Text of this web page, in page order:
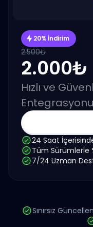
20% İndirim
2.500₺
2.000₺
Hızlı ve
Entegrasyonu
24 Saat
Tüm Sürümlerle
7/24 Uzman
Sınırsız